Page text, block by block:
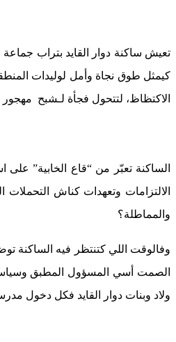
تعيش ساكنة دوار القايد بتراب جماعة
الاكتظاظ، لتتحول فجأة لـشبح
الساكنة تعبّر من “قاع الخابية”
الالتزامات وتعهدات كناش
والمماطلة؟
وفالوقت اللي كتنتظر فيه الساكنة
الصمت أسي المسؤول المطبق وسياسة
ولاد وبنات دوار القايد فكل دخول